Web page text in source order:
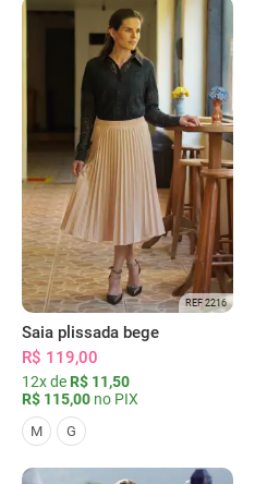
REF 2216
Saia plissada bege
R$ 119,00
12x de R$ 11,50
R$ 115,00 no PIX
M G